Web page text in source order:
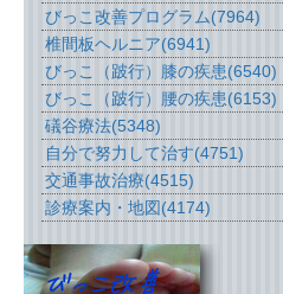
びっこ改善プログラム(7964)
椎間板ヘルニア(6941)
びっこ（跛行）膝の疾患(6540)
びっこ（跛行）腰の疾患(6153)
礒谷療法(5348)
自分で努力して治す(4751)
交通事故治療(4515)
診療案内・地図(4174)